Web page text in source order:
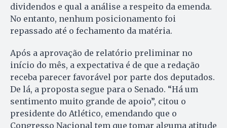
dividendos e qual a análise a respeito da emenda.
No entanto, nenhum posicionamento foi
repassado até o fechamento da matéria.
Após a aprovação de relatório preliminar no
início do mês, a expectativa é de que a redação
receba parecer favorável por parte dos deputados.
De lá, a proposta segue para o Senado. “Há um
sentimento muito grande de apoio”, citou o
presidente do Atlético, emendando que o
Congresso Nacional tem que tomar alguma atitude